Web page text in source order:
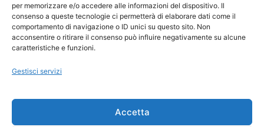
per memorizzare e/o accedere alle informazioni del dispositivo. Il
consenso a queste tecnologie ci permetterà di elaborare dati come il
comportamento di navigazione o ID unici su questo sito. Non
acconsentire o ritirare il consenso può influire negativamente su alcune
caratteristiche e funzioni.
Gestisci servizi
Accetta
Ora Esatta in Italia in questo momento
Ti Senti Strano Ultimamente? Potrebbe Essere per
la Risonanza di Schumann
Come Sapere Se Stai Ascendendo alla Quinta
Copyright 2026 NotiziePlus.com